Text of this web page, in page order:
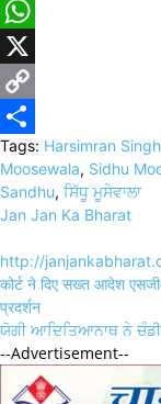
Facebook
WhatsApp
X
Copy
Link
Share
Tags: Harsimran
Moosewala, Sidhu
Sandhu, ਸਿੱਧੂ ਮੂਸੇਵਾਲਾ
Jan Jan Ka Bharat
http://
Post
navigation
कोर्ट ने दिए सख्त आदेश
प्रदर्शन
ਯੋਗੀ ਆਦਿਤਿਆਨਾਥ ਨੇ
--Advertisement--